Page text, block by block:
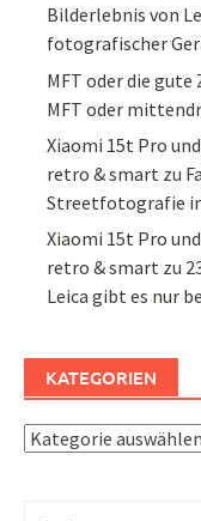
Bilderlebnis von
fotografischer
MFT oder die
MFT oder
Xiaomi 15t Pro
retro & smart zu
Streetfotografie
Xiaomi 15t Pro
retro & smart zu
Leica gibt es nur
KATEGORIEN
Kategorien